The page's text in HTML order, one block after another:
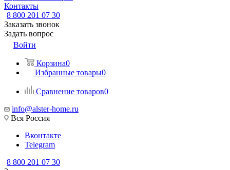
Контакты
8 800 201 07 30
Заказать звонок
Задать вопрос
Войти
Корзина0
Избранные товары0
Сравнение товаров0
info@alster-home.ru
Вся Россия
Вконтакте
Telegram
8 800 201 07 30